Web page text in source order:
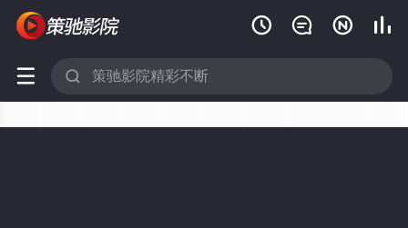
   
 